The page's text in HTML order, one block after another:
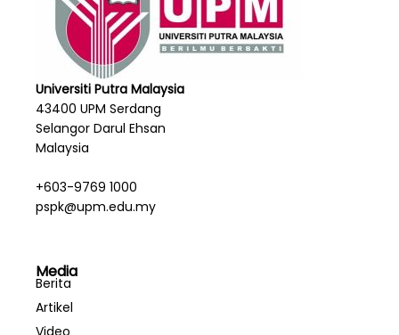
Universiti Putra Malaysia
43400 UPM Serdang
Selangor Darul Ehsan
Malaysia
+603-9769 1000
pspk@upm.edu.my
Media
Berita
Artikel